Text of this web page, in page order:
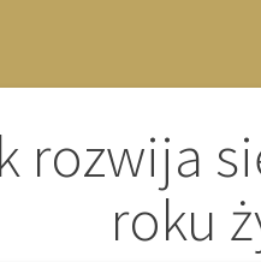
rozwija
roku